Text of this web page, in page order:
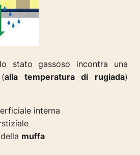
stato gassoso incontra una
alla temperatura di rugiada)
interna
muffa